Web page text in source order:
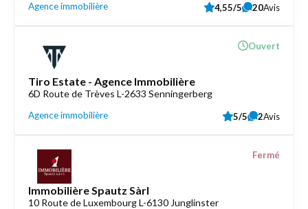
Agence immobilière 4,55/5 20Avis
Tiro Estate - Agence Immobilière
6D Route de Trèves L-2633 Senningerberg
Agence immobilière
Ouvert
5/5 2Avis
Immobilière Spautz Sàrl
10 Route de Luxembourg L-6130 Junglinster
Fermé